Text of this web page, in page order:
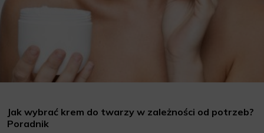
Jak wybrać krem do twarzy w zależności od potrzeb?
Poradnik